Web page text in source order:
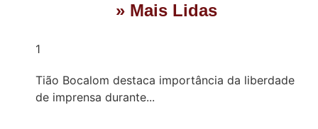
» Mais Lidas
1
Tião Bocalom destaca importância da liberdade
de imprensa durante...